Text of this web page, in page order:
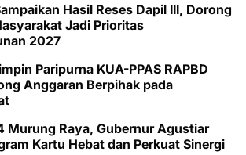
Hasil Reses Dapil III, Dorong
Jadi Prioritas
2027
Paripurna KUA-PPAS RAPBD
Anggaran Berpihak pada
Murung Raya, Gubernur Agustiar
Kartu Hebat dan Perkuat Sinergi